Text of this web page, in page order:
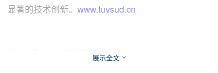
显著的技术创新。 www.tuvsud.cn
消息来源：TÜV南德意志集团
展示全文